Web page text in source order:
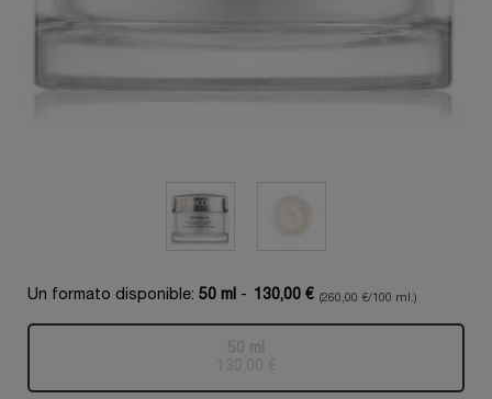
Un formato disponible: 50 ml - 130,00 € (260,00 €/100 ml.)